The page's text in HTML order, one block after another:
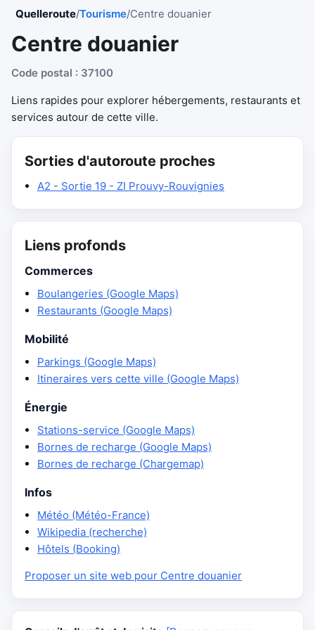
Quelleroute/Tourisme/Centre douanier
Centre douanier
Code postal : 37100
Liens rapides pour explorer hébergements, restaurants et
services autour de cette ville.
Sorties d'autoroute proches
A2 - Sortie 19 - ZI Prouvy-Rouvignies
Liens profonds
Commerces
Boulangeries (Google Maps)
Restaurants (Google Maps)
Mobilité
Parkings (Google Maps)
Itineraires vers cette ville (Google Maps)
Énergie
Stations-service (Google Maps)
Bornes de recharge (Google Maps)
Bornes de recharge (Chargemap)
Infos
Météo (Météo-France)
Wikipedia (recherche)
Hôtels (Booking)
Proposer un site web pour Centre douanier